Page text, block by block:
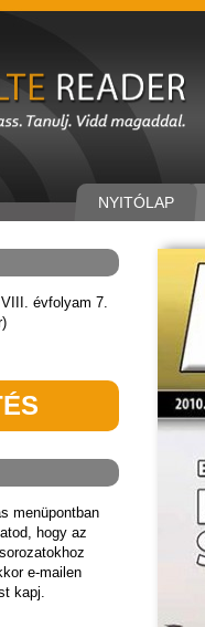
NYITÓLAP
évfolyam 7.
menüpontban
hogy az
e-mailen
kapj.